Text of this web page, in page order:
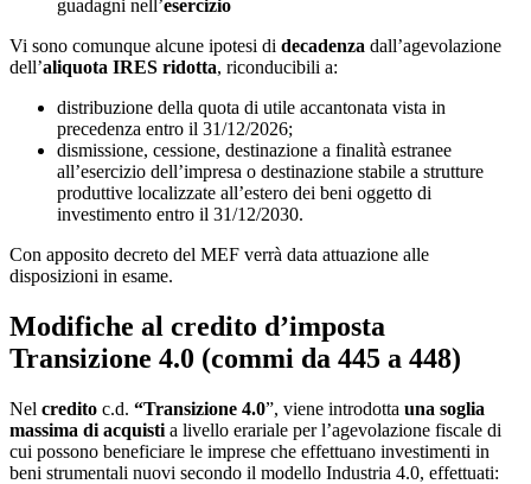
guadagni nell’esercizio
Vi sono comunque alcune ipotesi di decadenza dall’agevolazione
dell’aliquota IRES ridotta, riconducibili a:
distribuzione della quota di utile accantonata vista in
precedenza entro il 31/12/2026;
dismissione, cessione, destinazione a finalità estranee
all’esercizio dell’impresa o destinazione stabile a strutture
produttive localizzate all’estero dei beni oggetto di
investimento entro il 31/12/2030.
Con apposito decreto del MEF verrà data attuazione alle
disposizioni in esame.
Modifiche al credito d’imposta
Transizione 4.0 (commi da 445 a 448)
Nel credito c.d. “Transizione 4.0”, viene introdotta una soglia
massima di acquisti a livello erariale per l’agevolazione fiscale di
cui possono beneficiare le imprese che effettuano investimenti in
beni strumentali nuovi secondo il modello Industria 4.0, effettuati: